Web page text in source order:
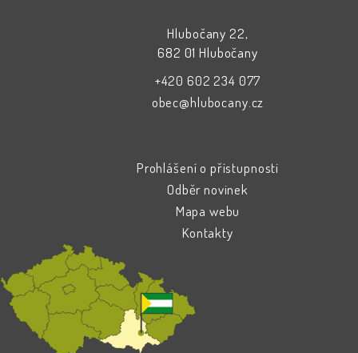
Hlubočany 22,
682 01 Hlubočany
+420 602 234 077
obec@hlubocany.cz
Prohlášení o přístupnosti
Odběr novinek
Mapa webu
Kontakty